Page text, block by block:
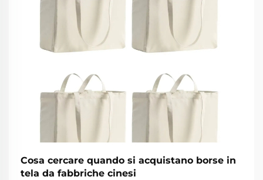
Cosa cercare quando si acquistano borse in
tela da fabbriche cinesi